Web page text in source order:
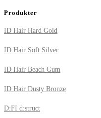
Produkter
ID Hair Hard Gold
ID Hair Soft Silver
ID Hair Beach Gum
ID Hair Dusty Bronze
D:FI d:struct